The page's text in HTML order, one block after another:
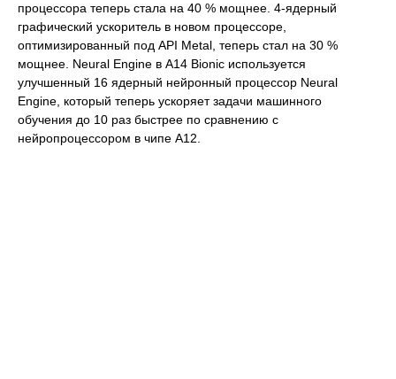
процессора теперь стала на 40 % мощнее. 4-ядерный
графический ускоритель в новом процессоре,
оптимизированный под API Metal, теперь стал на 30 %
мощнее. Neural Engine в A14 Bionic используется
улучшенный 16 ядерный нейронный процессор Neural
Engine, который теперь ускоряет задачи машинного
обучения до 10 раз быстрее по сравнению с
нейропроцессором в чипе A12.